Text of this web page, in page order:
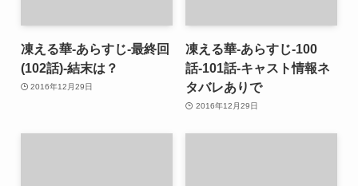
凍える華-あらすじ-最終回
(102話)-結末は？
2016年12月29日
凍える華-あらすじ-100
話-101話-キャスト情報ネ
タバレありで
2016年12月29日